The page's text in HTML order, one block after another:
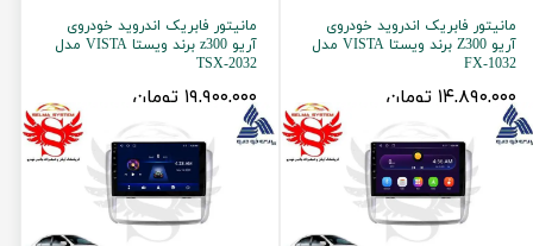
مانیتور فابریک اندروید خودروی
آریو Z300 برند ویستا VISTA مدل
FX-1032
۱۴,۸۹۰,۰۰۰ تومان
مانیتور فابریک اندروید خودروی
آریو z300 برند ویستا VISTA مدل
TSX-2032
۱۹,۹۰۰,۰۰۰ تومان